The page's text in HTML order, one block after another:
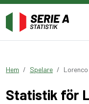
Hem Spelare
Statistik för